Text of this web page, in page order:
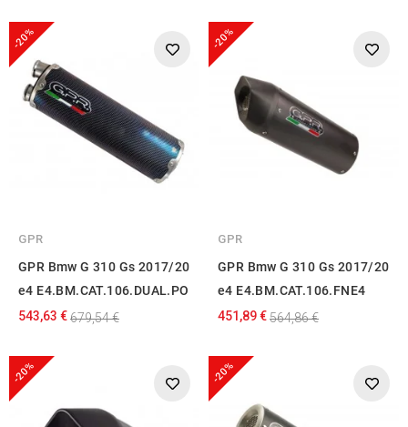
-20%
GPR
GPR Bmw G 310 Gs 2017/20
e4 E4.BM.CAT.106.DUAL.PO
543,63 €679,54 €
-20%
GPR
GPR Bmw G 310 Gs 2017/20
e4 E4.BM.CAT.106.FNE4
451,89 €564,86 €
-20% -20%